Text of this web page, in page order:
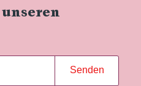
Senden